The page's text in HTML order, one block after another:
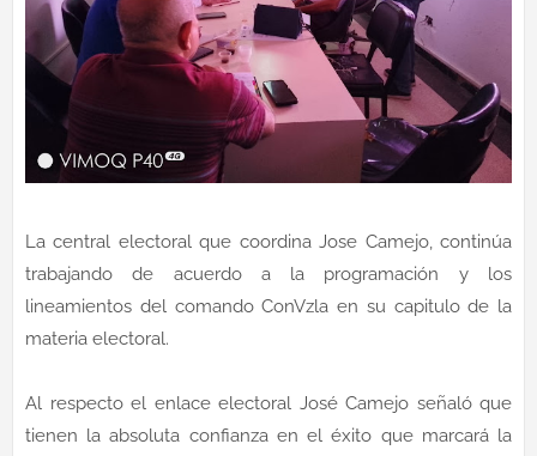
La central electoral que coordina Jose Camejo, continúa
trabajando de acuerdo a la programación y los
lineamientos del comando ConVzla en su capitulo de la
materia electoral.
Al respecto el enlace electoral José Camejo señaló que
tienen la absoluta confianza en el éxito que marcará la